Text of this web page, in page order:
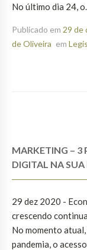
No último dia 24,
Publicado em 29 de
de Oliveira em
MARKETING – 3
DIGITAL NA SUA
29 dez 2020 -
crescendo
No momento
pandemia, o